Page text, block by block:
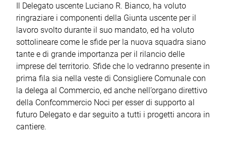
Il Delegato uscente Luciano R. Bianco, ha voluto
ringraziare i componenti della Giunta uscente per il
lavoro svolto durante il suo mandato, ed ha voluto
sottolineare come le sfide per la nuova squadra siano
tante e di grande importanza per il rilancio delle
imprese del territorio. Sfide che lo vedranno presente in
prima fila sia nella veste di Consigliere Comunale con
la delega al Commercio, ed anche nell’organo direttivo
della Confcommercio Noci per esser di supporto al
futuro Delegato e dar seguito a tutti i progetti ancora in
cantiere.